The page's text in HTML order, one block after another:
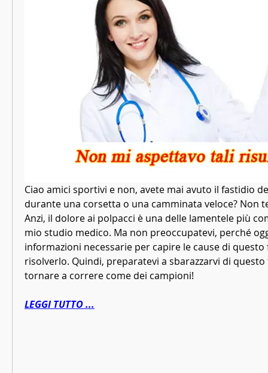
Ciao amici sportivi e non, avete mai avuto il fastidio
durante una corsetta o una camminata veloce? Non
Anzi, il dolore ai polpacci è una delle lamentele più
mio studio medico. Ma non preoccupatevi, perché
informazioni necessarie per capire le cause di
risolverlo. Quindi, preparatevi a sbarazzarvi di
tornare a correre come dei campioni!
LEGGI TUTTO ...